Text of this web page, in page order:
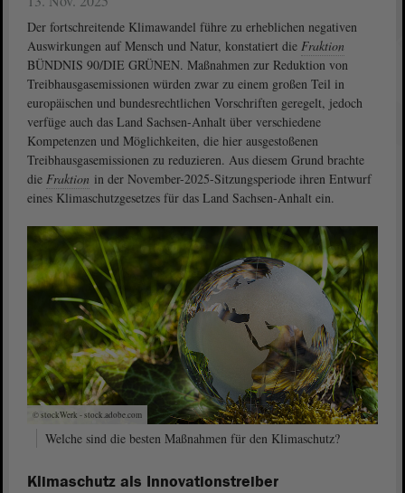
Der fortschreitende Klimawandel führe zu erheblichen negativen
Auswirkungen auf Mensch und Natur, konstatiert die Fraktion
BÜNDNIS 90/DIE GRÜNEN. Maßnahmen zur Reduktion von
Treibhausgasemissionen würden zwar zu einem großen Teil in
europäischen und bundesrechtlichen Vorschriften geregelt, jedoch
verfüge auch das Land Sachsen-Anhalt über verschiedene
Kompetenzen und Möglichkeiten, die hier ausgestoßenen
Treibhausgasemissionen zu reduzieren. Aus diesem Grund brachte
die Fraktion in der November-2025-Sitzungsperiode ihren Entwurf
eines Klimaschutzgesetzes für das Land Sachsen-Anhalt ein.
© stockWerk - stock.adobe.com
Welche sind die besten Maßnahmen für den Klimaschutz?
Klimaschutz als Innovationstreiber